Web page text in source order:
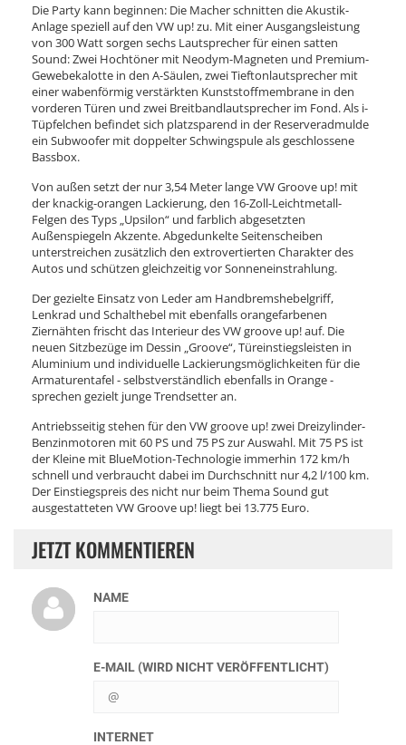
Die Party kann beginnen: Die Macher schnitten die Akustik-
Anlage speziell auf den VW up! zu. Mit einer Ausgangsleistung
von 300 Watt sorgen sechs Lautsprecher für einen satten
Sound: Zwei Hochtöner mit Neodym-Magneten und Premium-
Gewebekalotte in den A-Säulen, zwei Tieftonlautsprecher mit
einer wabenförmig verstärkten Kunststoffmembrane in den
vorderen Türen und zwei Breitbandlautsprecher im Fond. Als i-
Tüpfelchen befindet sich platzsparend in der Reserveradmulde
ein Subwoofer mit doppelter Schwingspule als geschlossene
Bassbox.
Von außen setzt der nur 3,54 Meter lange VW Groove up! mit
der knackig-orangen Lackierung, den 16-Zoll-Leichtmetall-
Felgen des Typs „Upsilon“ und farblich abgesetzten
Außenspiegeln Akzente. Abgedunkelte Seitenscheiben
unterstreichen zusätzlich den extrovertierten Charakter des
Autos und schützen gleichzeitig vor Sonneneinstrahlung.
Der gezielte Einsatz von Leder am Handbremshebelgriff,
Lenkrad und Schalthebel mit ebenfalls orangefarbenen
Ziernähten frischt das Interieur des VW groove up! auf. Die
neuen Sitzbezüge im Dessin „Groove“, Türeinstiegsleisten in
Aluminium und individuelle Lackierungsmöglichkeiten für die
Armaturentafel - selbstverständlich ebenfalls in Orange -
sprechen gezielt junge Trendsetter an.
Antriebsseitig stehen für den VW groove up! zwei Dreizylinder-
Benzinmotoren mit 60 PS und 75 PS zur Auswahl. Mit 75 PS ist
der Kleine mit BlueMotion-Technologie immerhin 172 km/h
schnell und verbraucht dabei im Durchschnitt nur 4,2 l/100 km.
Der Einstiegspreis des nicht nur beim Thema Sound gut
ausgestatteten VW Groove up! liegt bei 13.775 Euro.
JETZT KOMMENTIEREN
NAME
E-MAIL (WIRD NICHT VERÖFFENTLICHT)
INTERNET